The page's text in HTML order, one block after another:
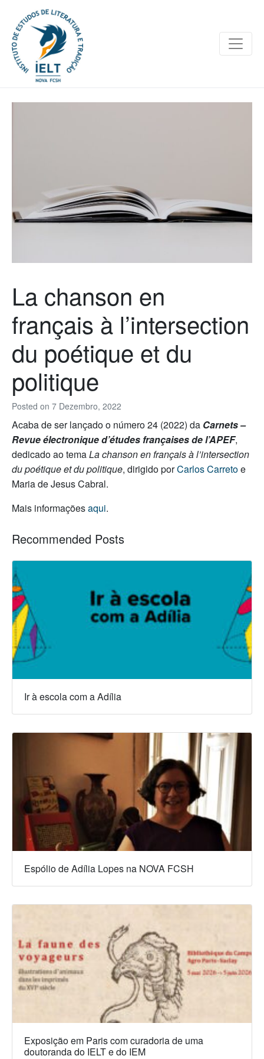
Posted on 7 Dezembro, 2022
La chanson en
français à l’intersection
du poétique et du
politique
Acaba de ser lançado o número 24 (2022) da Carnets –
Revue électronique d’études françaises de l’APEF,
dedicado ao temaLa chanson en français à l’intersection
du poétique et du politique, dirigido porCarlos Carretoe
Maria de Jesus Cabral.
Mais informaçõesaqui.
Recommended Posts
Ir à escola com a Adília
Espólio de Adília Lopes na NOVA FCSH
Exposição em Paris com curadoria de uma
doutoranda do IELT e do IEM